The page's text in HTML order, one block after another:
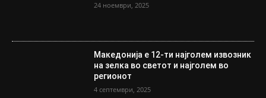
24 ноември, 2025
Македонија е 12-ти најголем извозник
на зелка во светот и најголем во
регионот
4 септември, 2025